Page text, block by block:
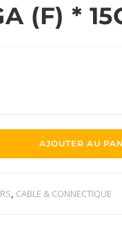
(F) *
AJOUTER AU
, CABLE & CONNECTIQUE